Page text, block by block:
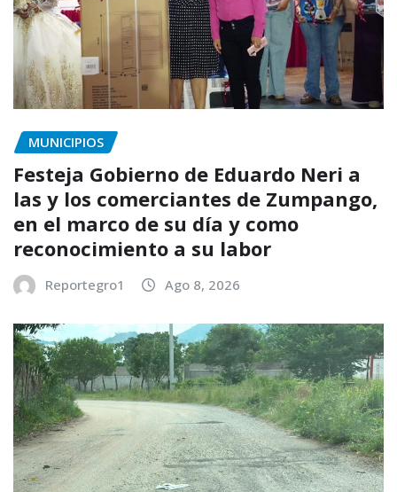
MUNICIPIOS
Festeja Gobierno de Eduardo Neri a
las y los comerciantes de Zumpango,
en el marco de su día y como
reconocimiento a su labor
Reportegro1 Ago 8, 2026